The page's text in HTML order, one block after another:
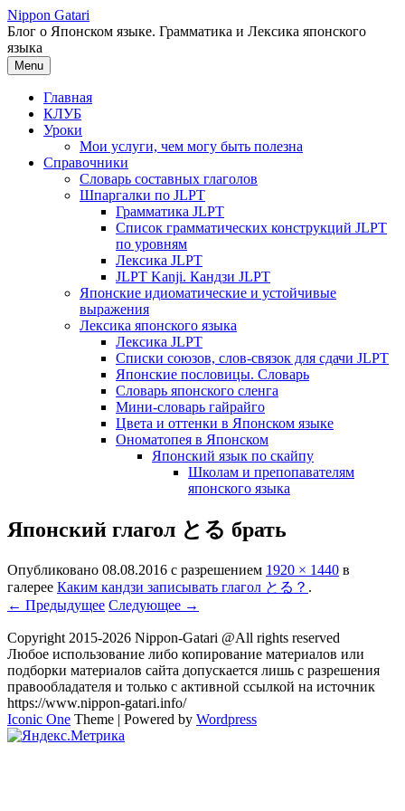
Перейти
к
содержимому
Nippon Gatari
Блог о Японском языке. Грамматика и Лексика японского
языка
Menu
Главная
КЛУБ
Уроки
Мои услуги, чем могу быть полезна
Справочники
Словарь составных глаголов
Шпаргалки по JLPT
Грамматика JLPT
Список грамматических конструкций JLPT
по уровням
Лексика JLPT
JLPT Kanji. Кандзи JLPT
Японские идиоматические и устойчивые
выражения
Лексика японского языка
Лексика JLPT
Списки союзов, слов-связок для сдачи JLPT
Японские пословицы. Словарь
Словарь японского сленга
Мини-словарь гайрайго
Цвета и оттенки в Японском языке
Ономатопея в Японском
Японский язык по скайпу
Школам и препопавателям
японского языка
Японский глагол とる брать
Опубликовано 08.08.2016 с разрешением 1920 × 1440 в
галерее Каким кандзи записывать глагол とる？ .
← Предыдущее Следующее →
Copyright 2015-2026 Nippon-Gatari @All rights reserved
Любое использование либо копирование материалов или
подборки материалов сайта допускается лишь с разрешения
правообладателя и только с активной ссылкой на источник
https://www.nippon-gatari.info/
Iconic One Theme | Powered by Wordpress